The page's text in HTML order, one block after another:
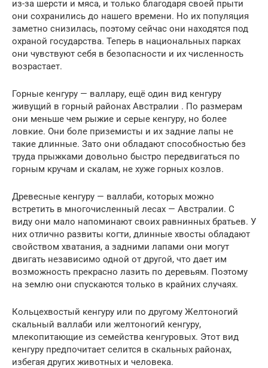
из-за шерсти и мяса, и только благодаря своей прыти
они сохранились до нашего времени. Но их популяция
заметно снизилась, поэтому сейчас они находятся под
охраной государства. Теперь в национальных парках
они чувствуют себя в безопасности и их численность
возрастает.
Горные кенгуру — валлару, ещё один вид кенгуру
живущий в горный районах Австралии . По размерам
они меньше чем рыжие и серые кенгуру, но более
ловкие. Они боле приземисты и их задние лапы не
такие длинные. Зато они обладают способностью без
труда прыжками довольно быстро передвигаться по
горным кручам и скалам, не хуже горных козлов.
Древесные кенгуру — валлаби, которых можно
встретить в многочисленный лесах — Австралии. С
виду они мало напоминают своих равнинных братьев. У
них отлично развиты когти, длинные хвосты обладают
свойством хватания, а задними лапами они могут
двигать независимо одной от другой, что дает им
возможность прекрасно лазить по деревьям. Поэтому
на землю они спускаются только в крайних случаях.
Кольцехвостый кенгуру или по другому Желтоногий
скальный валлаби или желтоногий кенгуру,
млекопитающие из семейства кенгуровых. Этот вид
кенгуру предпочитает селится в скальных районах,
избегая других животных и человека.